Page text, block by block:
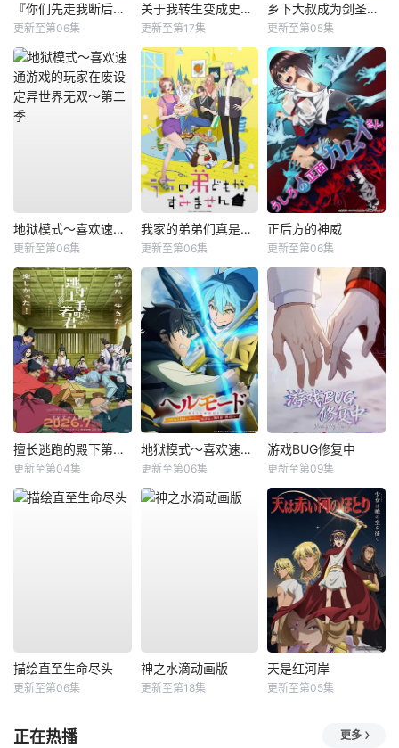
『你们先走我断后』，于是10年后我成为了传说
更新至第06集
关于我转生变成史莱姆这档事第四季
更新至第17集
乡下大叔成为剑圣第二季
更新至第05集
地狱模式～喜欢速通游戏的玩家在废设定异世界无双～第二季
更新至第06集
我家的弟弟们真是让您费心了
更新至第06集
正后方的神威
更新至第06集
擅长逃跑的殿下第二季
更新至第04集
地狱模式～喜欢速通游戏的玩家在废设定异世界无双～第2季
更新至第06集
游戏BUG修复中
更新至第09集
描绘直至生命尽头
更新至第06集
神之水滴动画版
更新至第18集
天是红河岸
更新至第05集
正在热播 更多